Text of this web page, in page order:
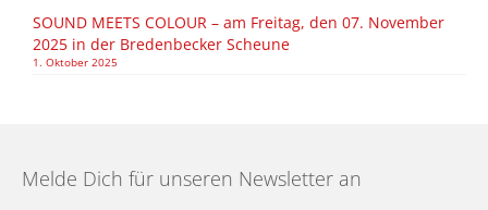
SOUND MEETS COLOUR – am Freitag, den 07. November
2025 in der Bredenbecker Scheune
1. Oktober 2025
Melde Dich für unseren Newsletter an